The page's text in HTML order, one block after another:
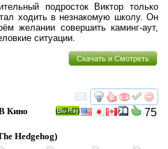
подросток Виктор только
ходить в незнакомую школу. Он
желании совершить каминг-аут,
ситуации.
Скачать и Смотреть
смотреть
75
Кино
Hedgehog)